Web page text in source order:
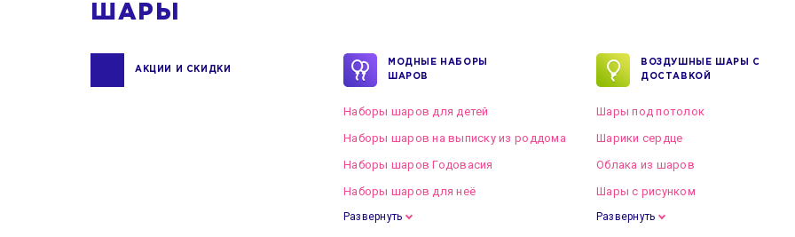
ШАРЫ
АКЦИИ И СКИДКИ
МОДНЫЕ НАБОРЫ
ШАРОВ
Наборы шаров для детей
Наборы шаров на выписку из роддома
Наборы шаров Годовасия
Наборы шаров для неё
Развернуть
ВОЗДУШНЫЕ ШАРЫ С
ДОСТАВКОЙ
Шары под потолок
Шарики сердце
Облака из шаров
Шары с рисунком
Развернуть